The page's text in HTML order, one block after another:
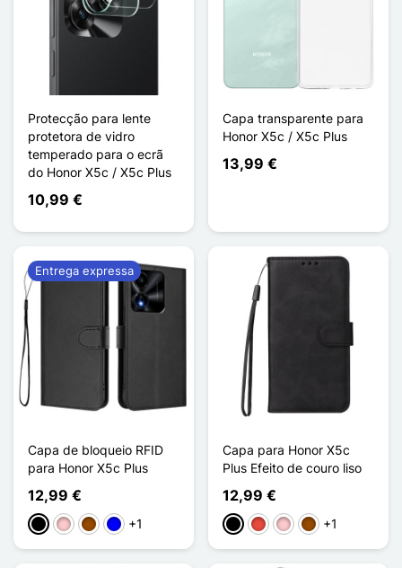
Protecção para lente
protetora de vidro
temperado para o ecrã
do Honor X5c / X5c Plus
10,99 €
Capa transparente para
Honor X5c / X5c Plus
13,99 €
Capa de bloqueio RFID
para Honor X5c Plus
12,99 €
PretoRosaCastanho
Azul+1
Entrega expressa
Capa para Honor X5c
Plus Efeito de couro liso
12,99 €
PretoVermelho
RosaCastanho
+1